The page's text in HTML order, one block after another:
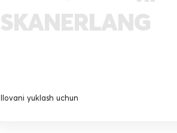
SKANERLANG
Ilovani yuklash uchun